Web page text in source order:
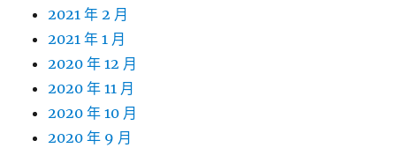
2021 年 2 月
2021 年 1 月
2020 年 12 月
2020 年 11 月
2020 年 10 月
2020 年 9 月